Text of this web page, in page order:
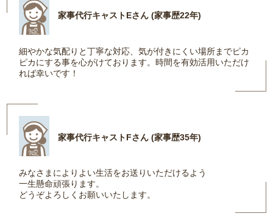
家事代行キャストEさん (家事歴22年)
細やかな気配りと丁寧な対応、気が付きにくい場所までピカ
ピカにする事を心がけております。時間を有効活用いただけ
れば幸いです！
家事代行キャストFさん (家事歴35年)
みなさまによりよい生活をお送りいただけるよう
一生懸命頑張ります。
どうぞよろしくお願いいたします。